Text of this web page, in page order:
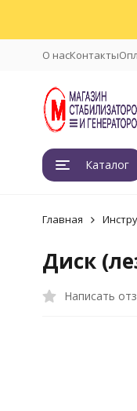
О насКонтакты
Каталог
Главная
Диск
Написать